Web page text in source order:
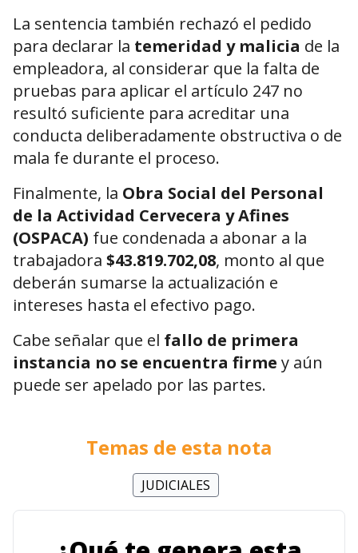
La sentencia también rechazó el pedido
para declarar la temeridad y malicia de la
empleadora, al considerar que la falta de
pruebas para aplicar el artículo 247 no
resultó suficiente para acreditar una
conducta deliberadamente obstructiva o de
mala fe durante el proceso.
Finalmente, la Obra Social del Personal
de la Actividad Cervecera y Afines
(OSPACA) fue condenada a abonar a la
trabajadora $43.819.702,08, monto al que
deberán sumarse la actualización e
intereses hasta el efectivo pago.
Cabe señalar que el fallo de primera
instancia no se encuentra firme y aún
puede ser apelado por las partes.
Temas de esta nota
JUDICIALES